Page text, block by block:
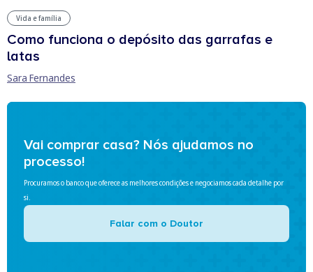
Vida e família
Como funciona o depósito das garrafas e
latas
Sara Fernandes
Vai comprar casa? Nós ajudamos no
processo!
Procuramos o banco que oferece as melhores condições e negociamos cada detalhe por
si.
Falar com o Doutor